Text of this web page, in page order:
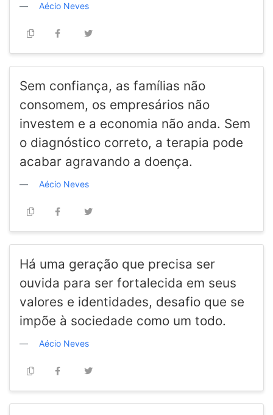
Aécio Neves
Sem confiança, as famílias não
consomem, os empresários não
investem e a economia não anda. Sem
o diagnóstico correto, a terapia pode
acabar agravando a doença.
Aécio Neves
Há uma geração que precisa ser
ouvida para ser fortalecida em seus
valores e identidades, desafio que se
impõe à sociedade como um todo.
Aécio Neves